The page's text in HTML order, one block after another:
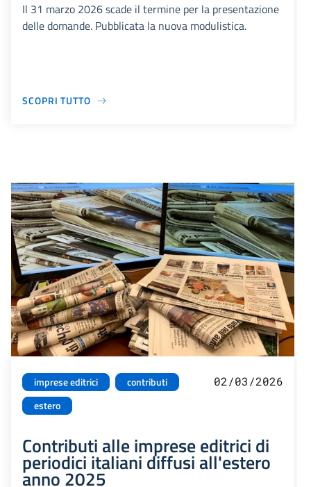
Il 31 marzo 2026 scade il termine per la presentazione
delle domande. Pubblicata la nuova modulistica.
SCOPRI TUTTO
imprese editrici
contributi
estero
02/03/2026
Contributi alle imprese editrici di
periodici italiani diffusi all'estero
anno 2025